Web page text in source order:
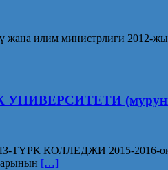
жана илим министрлиги
(мурунку
2015-2016-окуу
[…]